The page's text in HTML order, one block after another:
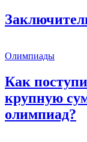
Олимпиады
Как
крупную
олимпиад?